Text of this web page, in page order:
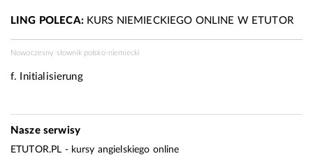
LING POLECA:KURS NIEMIECKIEGO ONLINE W ETUTOR
Nowoczesny słownik polsko-niemiecki
f. Initialisierung
Nasze serwisy
ETUTOR.PL - kursy angielskiego online